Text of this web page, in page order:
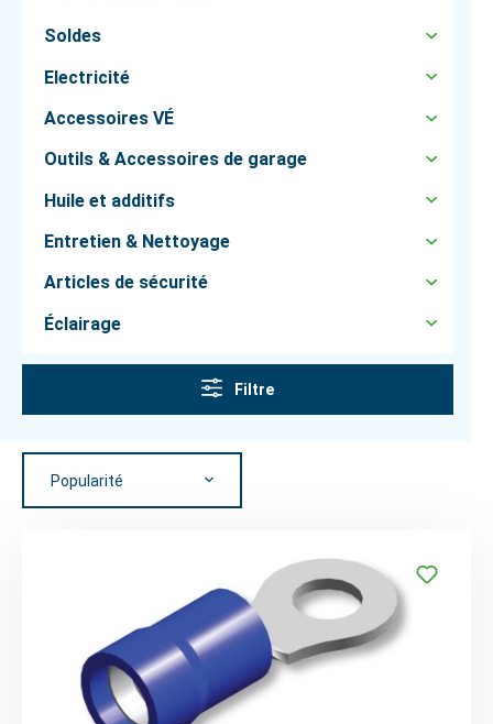
Soldes
Electricité
Accessoires VÉ
Outils & Accessoires de garage
Huile et additifs
Entretien & Nettoyage
Articles de sécurité
Éclairage
Filtre